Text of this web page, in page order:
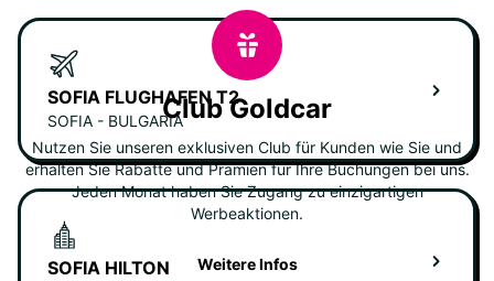
SOFIA FLUGHAFEN T2
SOFIA - BULGARIA
SOFIA HILTON
Club Goldcar
Nutzen Sie unseren exklusiven Club für Kunden wie Sie und
erhalten Sie Rabatte und Prämien für Ihre Buchungen bei uns.
Jeden Monat haben Sie Zugang zu einzigartigen
Werbeaktionen.
Weitere Infos